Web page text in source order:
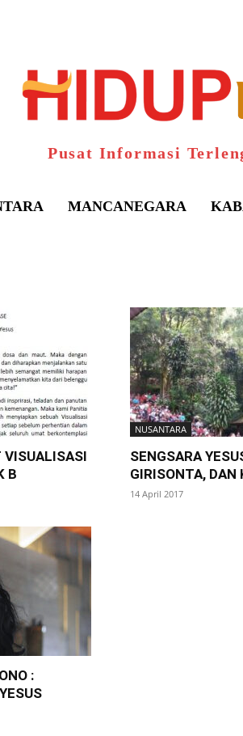
Pusat Informasi
MANCANEGARA
VISUALISASI
B
NUSANTARA
SENGSARA
GIRISONTA, DAN
14 April 2017
: